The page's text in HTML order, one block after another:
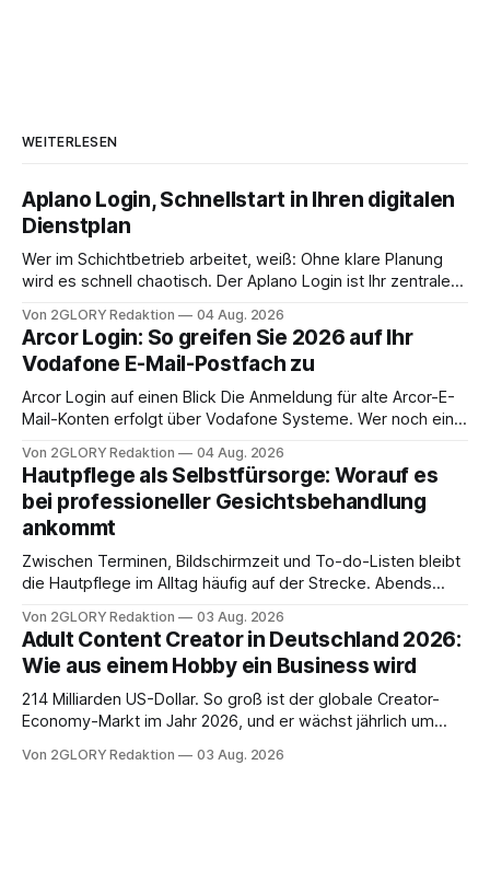
WEITERLESEN
Aplano Login, Schnellstart in Ihren digitalen
Dienstplan
Wer im Schichtbetrieb arbeitet, weiß: Ohne klare Planung
wird es schnell chaotisch. Der Aplano Login ist Ihr zentraler
abwesenheiten und die gesamte kommunikation rund um
Ihr personal digital zu organisieren. In diesem Leitfaden
erfahren Sie alles, was Sie für einen reibungslosen Einstieg
brauchen, von der Registrierung
Von 2GLORY Redaktion 04 Aug. 2026
Arcor Login: So greifen Sie 2026 auf Ihr
Vodafone E-Mail-Postfach zu
Arcor Login auf einen Blick Die Anmeldung für alte Arcor-E-
Mail-Konten erfolgt über Vodafone Systeme. Wer noch eine
besitzt, loggt sich heute über das Vodafone E-Mail & Cloud
Portal ein. Der klassische Arcor Login über mail.
Von 2GLORY Redaktion 04 Aug. 2026
Hautpflege als Selbstfürsorge: Worauf es
bei professioneller Gesichtsbehandlung
ankommt
Zwischen Terminen, Bildschirmzeit und To-do-Listen bleibt
die Hautpflege im Alltag häufig auf der Strecke. Abends
Drogerie – mehr ist zeitlich oft nicht drin. Dabei reagiert die
Haut empfindlich auf Stress, Schlafmangel und
Umwelteinflüsse: Sie wirkt müde, spannt oder neigt zu
Unreinheiten. Professionelle
Von 2GLORY Redaktion 03 Aug. 2026
Adult Content Creator in Deutschland 2026:
Wie aus einem Hobby ein Business wird
214 Milliarden US-Dollar. So groß ist der globale Creator-
Economy-Markt im Jahr 2026, und er wächst jährlich um
ist längst ein ernstzunehmender Wirtschaftszweig. Weltweit
Von 2GLORY Redaktion 03 Aug. 2026